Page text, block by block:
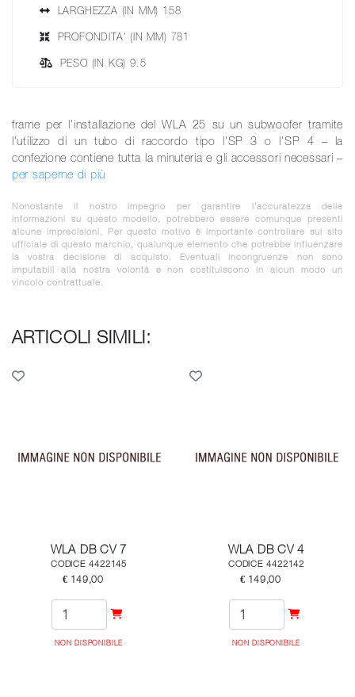
LARGHEZZA (IN MM) 158
PROFONDITA' (IN MM) 781
PESO (IN KG) 9.5
frame per l'installazione del WLA 25 su un subwoofer tramite
l'utilizzo di un tubo di raccordo tipo l'SP 3 o l'SP 4 – la
confezione contiene tutta la minuteria e gli accessori necessari –
per saperne di più
Nonostante il nostro impegno per garantire l'accuratezza delle
informazioni su questo modello, potrebbero essere comunque presenti
alcune imprecisioni. Per questo motivo è importante controllare sul sito
ufficiale di questo marchio, qualunque elemento che potrebbe influenzare
la vostra decisione di acquisto. Eventuali incongruenze non sono
imputabili alla nostra volontà e non costituiscono in alcun modo un
vincolo contrattuale.
ARTICOLI SIMILI:
WLA DB CV 7
CODICE 4422145
€ 149,00
NON DISPONIBILE
WLA DB CV 4
CODICE 4422142
€ 149,00
NON DISPONIBILE